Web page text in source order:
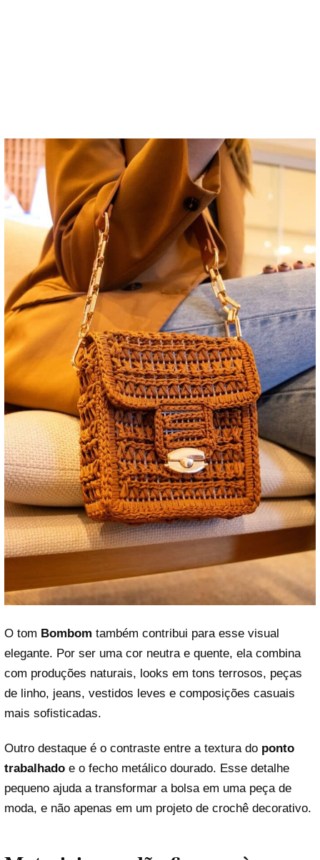
O tom Bombom também contribui para esse visual
elegante. Por ser uma cor neutra e quente, ela combina
com produções naturais, looks em tons terrosos, peças
de linho, jeans, vestidos leves e composições casuais
mais sofisticadas.
Outro destaque é o contraste entre a textura do ponto
trabalhado e o fecho metálico dourado. Esse detalhe
pequeno ajuda a transformar a bolsa em uma peça de
moda, e não apenas em um projeto de crochê decorativo.